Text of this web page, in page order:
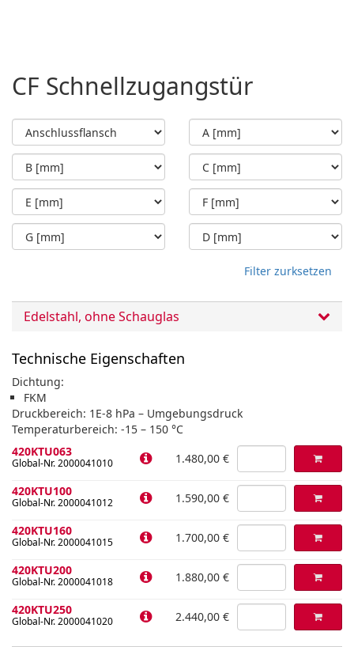
CF Schnellzugangstür
Filter zurksetzen
Edelstahl, ohne Schauglas
Technische Eigenschaften
Dichtung:
FKM
Druckbereich: 1E-8 hPa – Umgebungsdruck
Temperaturbereich: -15 – 150 °C
420KTU063
Global-Nr. 2000041010 1.480,00 €
420KTU100
Global-Nr. 2000041012 1.590,00 €
420KTU160
Global-Nr. 2000041015 1.700,00 €
420KTU200
Global-Nr. 2000041018 1.880,00 €
420KTU250
Global-Nr. 2000041020 2.440,00 €